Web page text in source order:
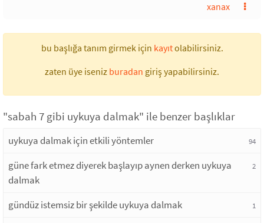
xanax
bu başlığa tanım girmek için kayıtolabilirsiniz.
zaten üye iseniz buradan giriş yapabilirsiniz.
"sabah 7 gibi uykuya dalmak" ile benzer başlıklar
uykuya dalmak için etkili yöntemler 94
güne fark etmez diyerek başlayıp aynen derken uykuya
dalmak
2
gündüz istemsiz bir şekilde uykuya dalmak 1